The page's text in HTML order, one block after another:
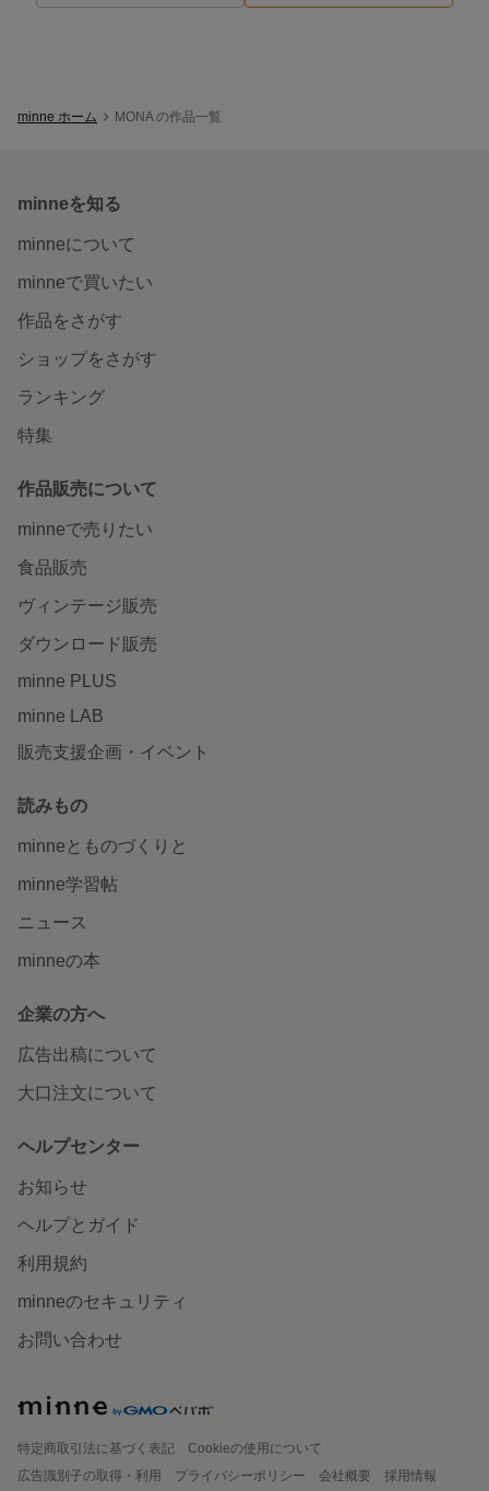
minne ホーム MONA の作品一覧
minneを知る
minneについて
minneで買いたい
作品をさがす
ショップをさがす
ランキング
特集
作品販売について
minneで売りたい
食品販売
ヴィンテージ販売
ダウンロード販売
minne PLUS
minne LAB
販売支援企画・イベント
読みもの
minneとものづくりと
minne学習帖
ニュース
minneの本
企業の方へ
広告出稿について
大口注文について
ヘルプセンター
お知らせ
ヘルプとガイド
利用規約
minneのセキュリティ
お問い合わせ
特定商取引法に基づく表記
Cookieの使用について
広告識別子の取得・利用
プライバシーポリシー 会社概要
採用情報